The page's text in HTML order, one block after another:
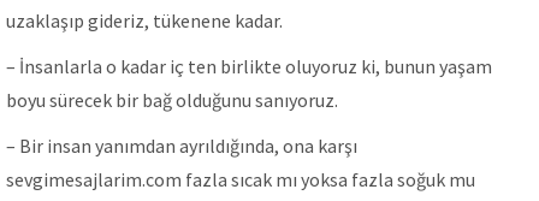
uzaklaşıp gideriz, tükenene kadar.
– İnsanlarla o kadar iç ten birlikte oluyoruz ki, bunun yaşam
boyu sürecek bir bağ olduğunu sanıyoruz.
– Bir insan yanımdan ayrıldığında, ona karşı
sevgimesajlarim.com fazla sıcak mı yoksa fazla soğuk mu